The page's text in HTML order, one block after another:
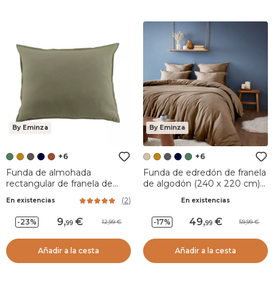
By Eminza
+6
Funda de almohada
rectangular de franela de
Verde romero
En existencias (2)
-23% 9,99 12,99
Añadir a la cesta
By Eminza
+6
Funda de edredón de franela
de algodón (240 x 220 cm)
En existencias
-17% 49,99 59,99
Añadir a la cesta